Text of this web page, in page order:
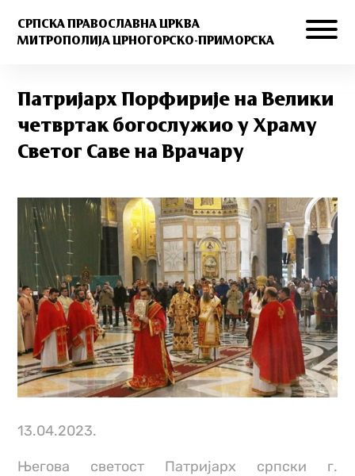
СРПСКА ПРАВОСЛАВНА ЦРКВА
МИТРОПОЛИЈА ЦРНОГОРСКО-ПРИМОРСКА
Патријарх Порфирије на Велики
четвртак богослужио у Храму
Светог Саве на Врачару
13.04.2023.
Његова светост Патријарх српски г.